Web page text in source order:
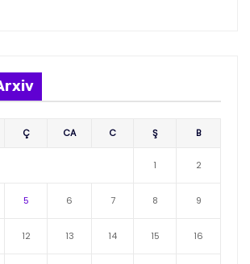
Ç CA C Ş B
1 2
5 6 7 8 9
12 13 14 15 16